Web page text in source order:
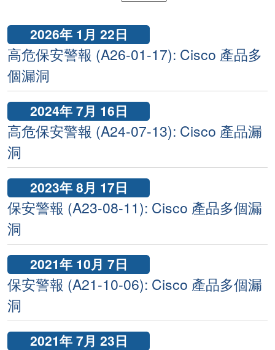
2026年 1月 22日
高危保安警報 (A26-01-17): Cisco 產品多
個漏洞
2024年 7月 16日
高危保安警報 (A24-07-13): Cisco 產品漏
洞
2023年 8月 17日
保安警報 (A23-08-11): Cisco 產品多個漏
洞
2021年 10月 7日
保安警報 (A21-10-06): Cisco 產品多個漏
洞
2021年 7月 23日